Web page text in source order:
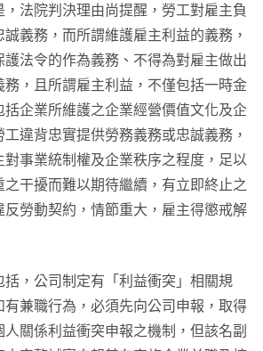
法院判決理由尚提醒，勞工對雇主負
義務，而所謂維護雇主利益的義務，
法令的作為義務、不得為對雇主做出
務，且所謂雇主利益，不僅包括一時金
括企業所維護之企業經營價值文化及企
違背忠實提供勞務義務或忠誠義務，
對事業統制權及企業秩序之程度，足以
干擾而難以期待繼續，有立即終止之
反勞動契約，情節重大，雇主得懲戒解
括，公司制定有「利益衝突」相關規
有兼職行為，必須先向公司申報，取得
人關係利益衝突申報之機制，但該名副